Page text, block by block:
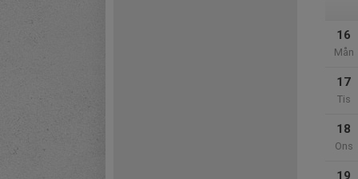
16
Mån
17
Tis
18
Ons
19